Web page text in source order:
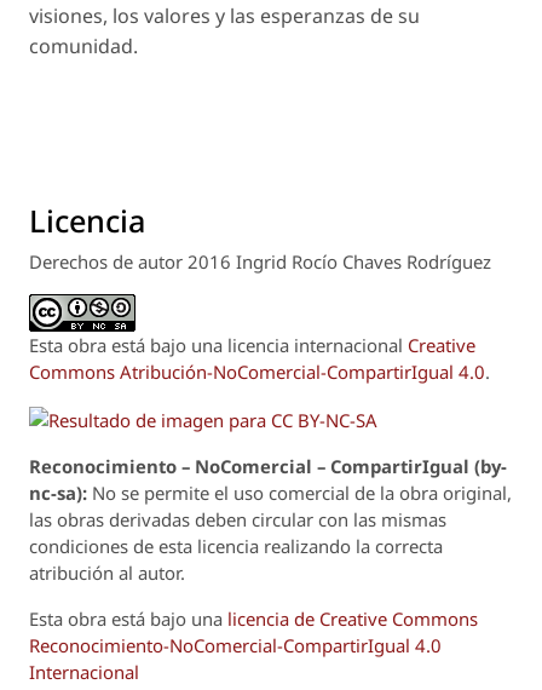
visiones, los valores y las esperanzas de su
comunidad.
Licencia
Derechos de autor 2016 Ingrid Rocío Chaves Rodríguez
Esta obra está bajo una licencia internacional Creative
Commons Atribución-NoComercial-CompartirIgual 4.0.
Reconocimiento – NoComercial – CompartirIgual (by-
nc-sa): No se permite el uso comercial de la obra original,
las obras derivadas deben circular con las mismas
condiciones de esta licencia realizando la correcta
atribución al autor.
Esta obra está bajo una licencia de Creative Commons
Reconocimiento-NoComercial-CompartirIgual 4.0
Internacional